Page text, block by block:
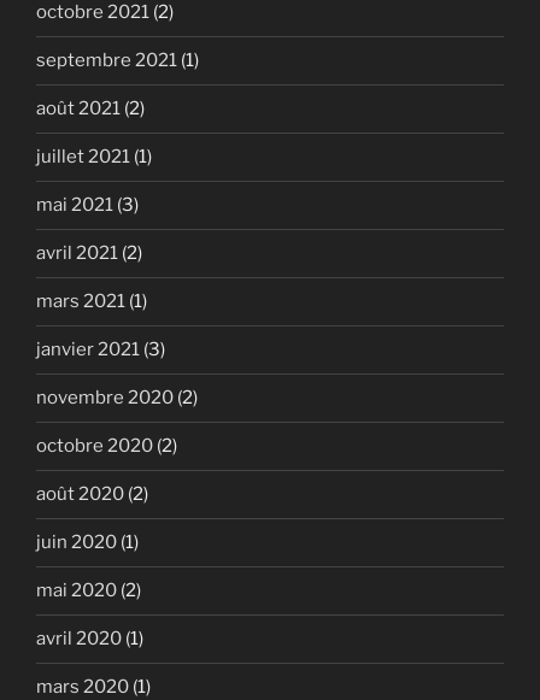
octobre 2021 (2)
septembre 2021 (1)
août 2021 (2)
juillet 2021 (1)
mai 2021 (3)
avril 2021 (2)
mars 2021 (1)
janvier 2021 (3)
novembre 2020 (2)
octobre 2020 (2)
août 2020 (2)
juin 2020 (1)
mai 2020 (2)
avril 2020 (1)
mars 2020 (1)